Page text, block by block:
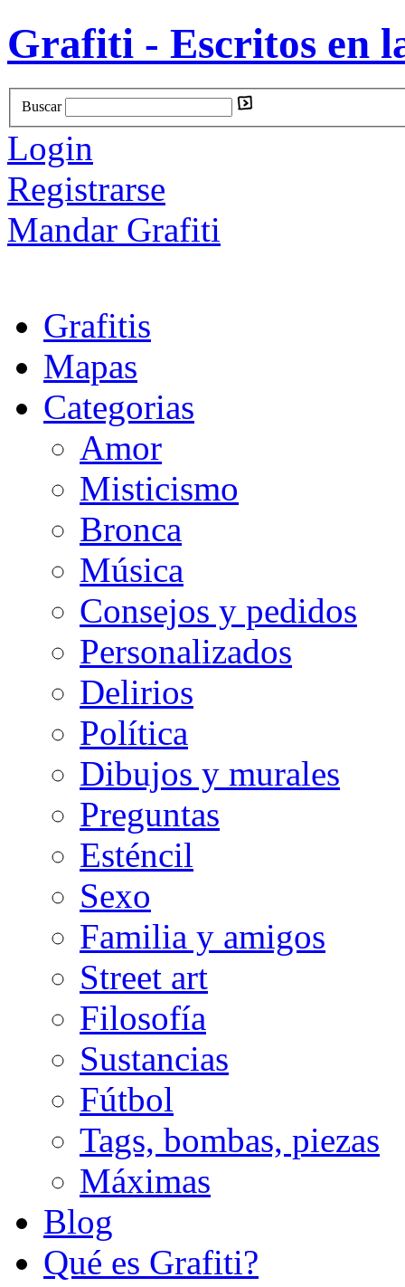
Grafiti - Escritos en
Buscar
Login
Registrarse
Mandar Grafiti
Grafitis
Mapas
Categorias
Amor
Misticismo
Bronca
Música
Consejos y pedidos
Personalizados
Delirios
Política
Dibujos y murales
Preguntas
Esténcil
Sexo
Familia y amigos
Street art
Filosofía
Sustancias
Fútbol
Tags, bombas, piezas
Máximas
Blog
Qué es Grafiti?